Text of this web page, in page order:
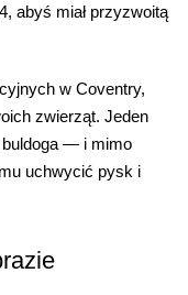
abyś miał przyzwoitą
w Coventry,
zwierząt. Jeden
buldoga — i mimo
uchwycić pysk i